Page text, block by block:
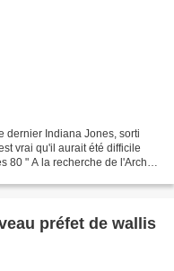
dernier Indiana Jones, sorti
vrai qu'il aurait été difficile
80 " A la recherche de l'Arche
préfet de wallis